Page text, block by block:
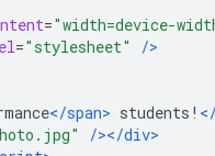
="width=device-
="stylesheet"
/>
</span> students!
/></div>